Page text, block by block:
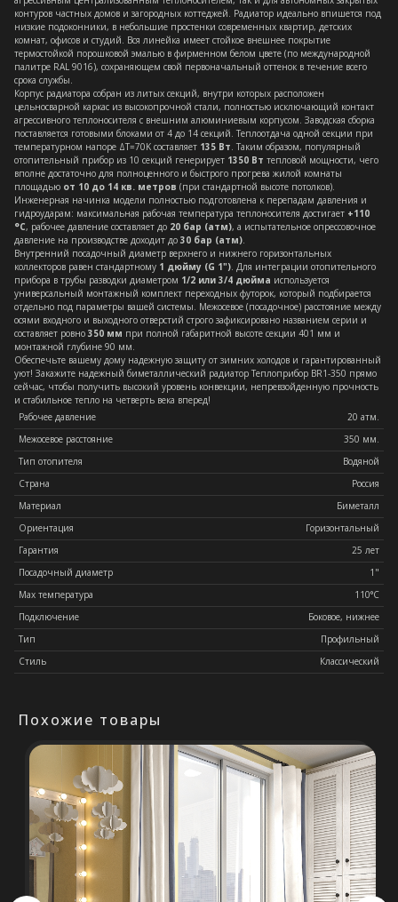
контуров частных домов и загородных коттеджей. Радиатор идеально впишется под
низкие подоконники, в небольшие простенки современных квартир, детских
комнат, офисов и студий. Вся линейка имеет стойкое внешнее покрытие
термостойкой порошковой эмалью в фирменном белом цвете (по международной
палитре RAL 9016), сохраняющем свой первоначальный оттенок в течение всего
срока службы.
Корпус радиатора собран из литых секций, внутри которых расположен
цельносварной каркас из высокопрочной стали, полностью исключающий контакт
агрессивного теплоносителя с внешним алюминиевым корпусом. Заводская сборка
поставляется готовыми блоками от 4 до 14 секций. Теплоотдача одной секции при
температурном напоре ΔT=70K составляет 135 Вт. Таким образом, популярный
отопительный прибор из 10 секций генерирует 1350 Вт тепловой мощности, чего
вполне достаточно для полноценного и быстрого прогрева жилой комнаты
площадью от 10 до 14 кв. метров (при стандартной высоте потолков).
Инженерная начинка модели полностью подготовлена к перепадам давления и
гидроударам: максимальная рабочая температура теплоносителя достигает +110
°C, рабочее давление составляет до 20 бар (атм), а испытательное опрессовочное
давление на производстве доходит до 30 бар (атм).
Внутренний посадочный диаметр верхнего и нижнего горизонтальных
коллекторов равен стандартному 1 дюйму (G 1"). Для интеграции отопительного
прибора в трубы разводки диаметром 1/2 или 3/4 дюйма используется
универсальный монтажный комплект переходных футорок, который подбирается
отдельно под параметры вашей системы. Межосевое (посадочное) расстояние между
осями входного и выходного отверстий строго зафиксировано названием серии и
составляет ровно 350 мм при полной габаритной высоте секции 401 мм и
монтажной глубине 90 мм.
Обеспечьте вашему дому надежную защиту от зимних холодов и гарантированный
уют! Закажите надежный биметаллический радиатор Теплоприбор BR1-350 прямо
сейчас, чтобы получить высокий уровень конвекции, непревзойденную прочность
и стабильное тепло на четверть века вперед!
Рабочее давление
20 атм.
Межосевое расстояние
350 мм.
Тип отопителя
Водяной
Страна
Россия
Материал
Биметалл
Ориентация
Горизонтальный
Гарантия
25 лет
Посадочный диаметр
1"
Max температура
110°C
Подключение
Боковое, нижнее
Тип
Профильный
Стиль
Классический
Похожие товары
Остались вопросы?
специалист свяжется с Вами в
кратчайшие сроки. Мы знаем
насколько важно сделать
правильный выбор.
Консультация